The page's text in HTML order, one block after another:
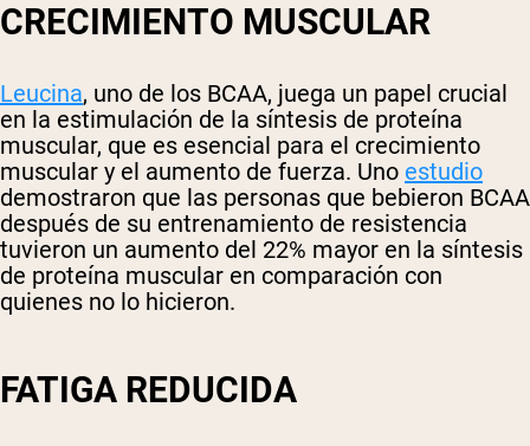
CRECIMIENTO MUSCULAR
Leucina, uno de los BCAA, juega un papel crucial
en la estimulación de la síntesis de proteína
muscular, que es esencial para el crecimiento
muscular y el aumento de fuerza. Uno estudio
demostraron que las personas que bebieron BCAA
después de su entrenamiento de resistencia
tuvieron un aumento del 22% mayor en la síntesis
de proteína muscular en comparación con
quienes no lo hicieron.
FATIGA REDUCIDA